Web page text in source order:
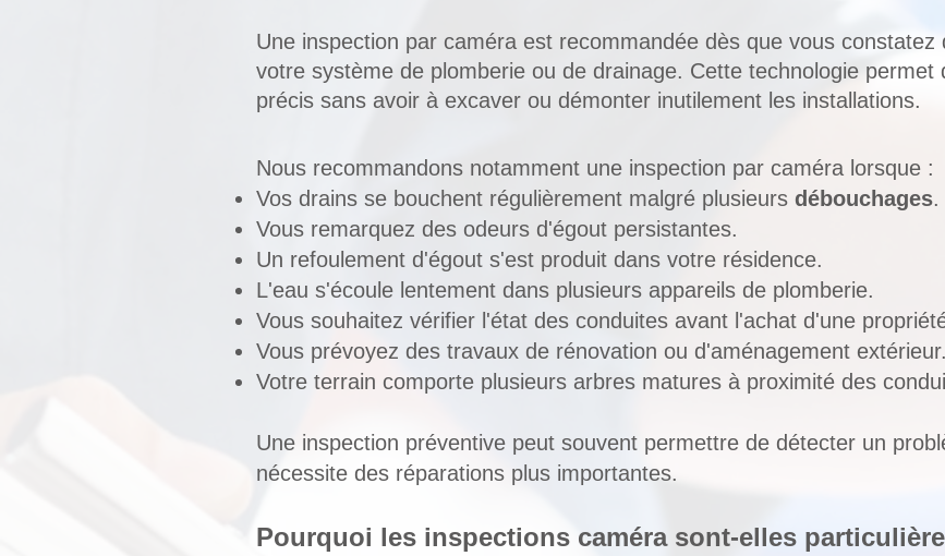
Une inspection par caméra est recommandée dès que vous constatez
votre système de plomberie ou de drainage. Cette technologie permet
précis sans avoir à excaver ou démonter inutilement les installations.
Nous recommandons notamment une inspection par caméra lorsque :
Vos drains se bouchent régulièrement malgré plusieurs débouchages.
Vous remarquez des odeurs d'égout persistantes.
Un refoulement d'égout s'est produit dans votre résidence.
L'eau s'écoule lentement dans plusieurs appareils de plomberie.
Vous souhaitez vérifier l'état des conduites avant l'achat d'une
Vous prévoyez des travaux de rénovation ou d'aménagement extérieur.
Votre terrain comporte plusieurs arbres matures à proximité des
Une inspection préventive peut souvent permettre de détecter un
nécessite des réparations plus importantes.
Pourquoi les inspections caméra sont-elles